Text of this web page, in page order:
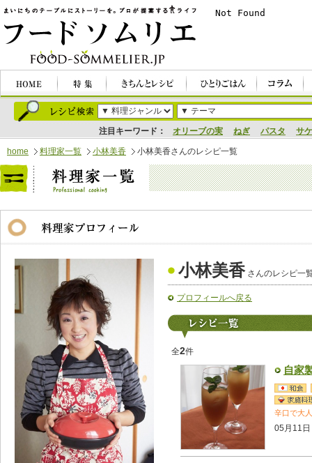
注目キーワード： オリーブの実 ねぎ パスタ サケ
home 料理家一覧 小林美香 小林美香さんのレシピ一覧
小林美香さんのレシピ一
プロフィールへ戻る
全2件
自家
辛口で大
05月11日